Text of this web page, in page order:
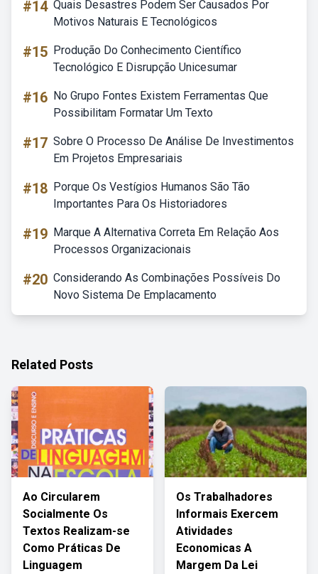
#14 Quais Desastres Podem Ser Causados Por
Motivos Naturais E Tecnológicos
#15 Produção Do Conhecimento Científico
Tecnológico E Disrupção Unicesumar
#16 No Grupo Fontes Existem Ferramentas Que
Possibilitam Formatar Um Texto
#17 Sobre O Processo De Análise De Investimentos
Em Projetos Empresariais
#18 Porque Os Vestígios Humanos São Tão
Importantes Para Os Historiadores
#19 Marque A Alternativa Correta Em Relação Aos
Processos Organizacionais
#20 Considerando As Combinações Possíveis Do
Novo Sistema De Emplacamento
Related Posts
Ao Circularem
Socialmente Os
Textos Realizam-se
Como Práticas De
Linguagem
Os Trabalhadores
Informais Exercem
Atividades
Economicas A
Margem Da Lei